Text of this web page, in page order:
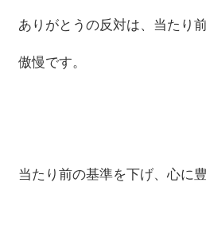
ありがとうの反対は、当たり前
傲慢です。
当たり前の基準を下げ、心に豊